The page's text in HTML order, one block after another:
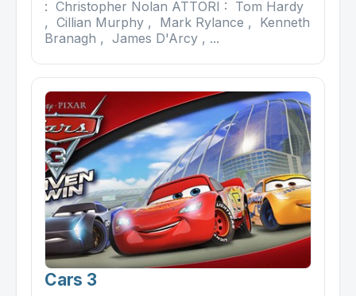
: Christopher Nolan ATTORI : Tom Hardy
, Cillian Murphy , Mark Rylance , Kenneth
Branagh , James D'Arcy , ...
Cars 3